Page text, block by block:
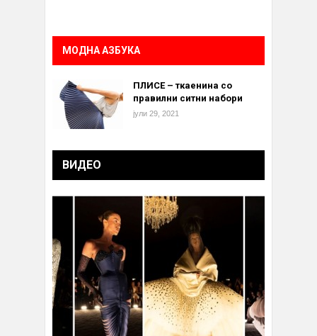
МОДНА АЗБУКА
ПЛИСЕ – ткаенина со
правилни ситни набори
јули 29, 2021
ВИДЕО